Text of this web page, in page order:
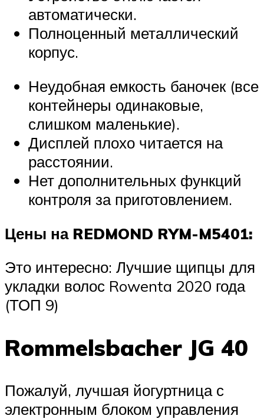
автоматически.
Полноценный металлический
корпус.
Неудобная емкость баночек (все
контейнеры одинаковые,
слишком маленькие).
Дисплей плохо читается на
расстоянии.
Нет дополнительных функций
контроля за приготовлением.
Цены на REDMOND RYM-M5401:
Это интересно: Лучшие щипцы для
укладки волос Rowenta 2020 года
(ТОП 9)
Rommelsbacher JG 40
Пожалуй, лучшая йогуртница с
электронным блоком управления